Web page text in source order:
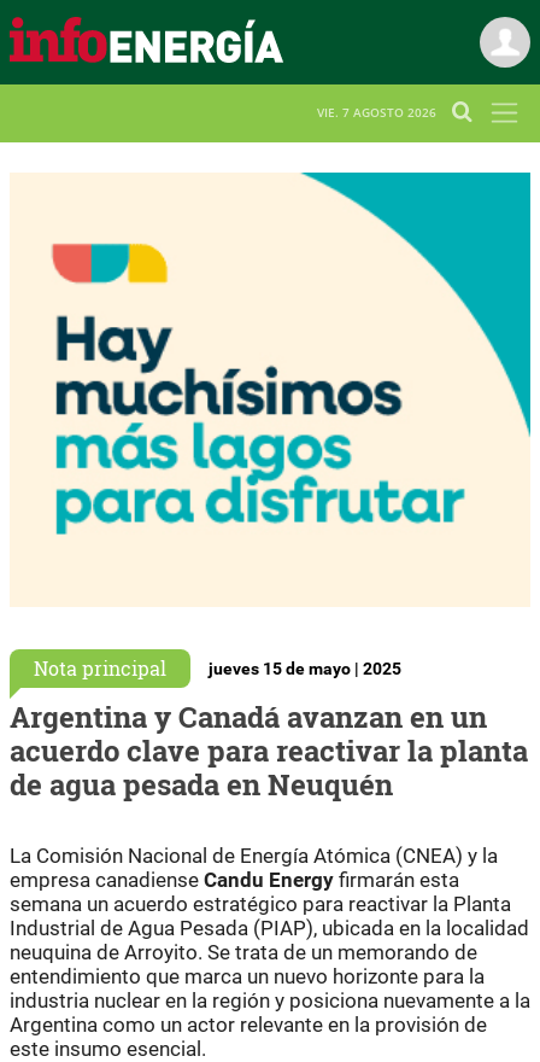
VIE. 7 AGOSTO 2026
Nota principal jueves 15 de mayo | 2025
Argentina y Canadá avanzan en un
acuerdo clave para reactivar la planta
de agua pesada en Neuquén
La Comisión Nacional de Energía Atómica (CNEA) y la
empresa canadiense Candu Energy firmarán esta
semana un acuerdo estratégico para reactivar la Planta
Industrial de Agua Pesada (PIAP), ubicada en la localidad
neuquina de Arroyito. Se trata de un memorando de
entendimiento que marca un nuevo horizonte para la
industria nuclear en la región y posiciona nuevamente a la
Argentina como un actor relevante en la provisión de
este insumo esencial.